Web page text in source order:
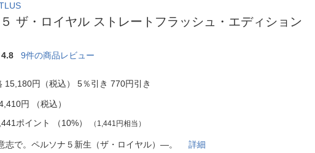
ご利用ガイド
よくある質問・お問合せ
店舗情報・店舗一覧
ザ・ロイヤル ストレートフラッシュ・エディション
4.8 9件の商品レビュー
15,180円（税込） 5％引き 770円引き
円
（税込）
ポイント （10%） （1,441円相当）
志で。ペルソナ５新生（ザ・ロイヤル）―。詳細